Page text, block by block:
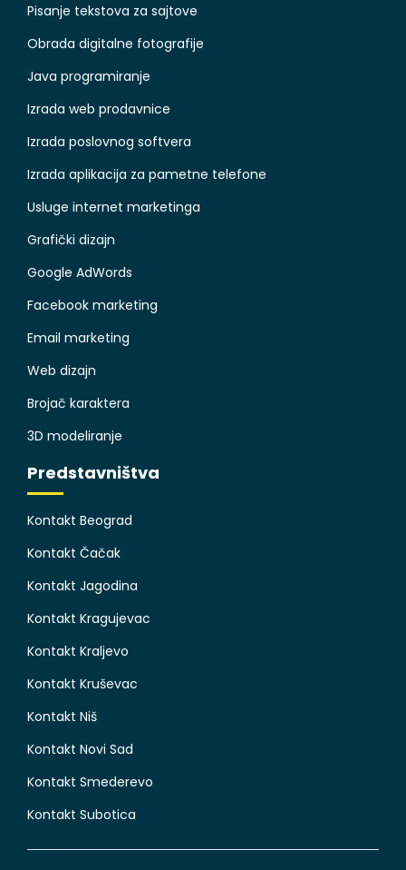
Pisanje tekstova za sajtove
Obrada digitalne fotografije
Java programiranje
Izrada web prodavnice
Izrada poslovnog softvera
Izrada aplikacija za pametne telefone
Usluge internet marketinga
Grafički dizajn
Google AdWords
Facebook marketing
Email marketing
Web dizajn
Brojač karaktera
3D modeliranje
Predstavništva
Kontakt Beograd
Kontakt Čačak
Kontakt Jagodina
Kontakt Kragujevac
Kontakt Kraljevo
Kontakt Kruševac
Kontakt Niš
Kontakt Novi Sad
Kontakt Smederevo
Kontakt Subotica